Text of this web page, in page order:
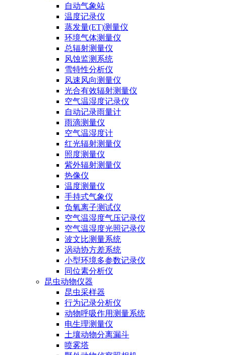
自动气象站
温度记录仪
蒸发量(ET)测量仪
环境气体测量仪
总辐射测量仪
风蚀监测系统
雪特性分析仪
风速风向测量仪
光合有效辐射测量仪
空气温湿度记录仪
自动记录雨量计
雨滴测量仪
空气温湿度计
红光辐射测量仪
照度测量仪
紫外辐射测量仪
热像仪
温度测量仪
手持式气象仪
负氧离子测试仪
空气温湿度气压记录仪
空气温湿度光照记录仪
波文比测量系统
涡动协方差系统
小型环境多参数记录仪
同位素分析仪
昆虫动物仪器
昆虫采样器
行为记录分析仪
动物呼吸作用测量系统
电生理测量仪
土壤动物分离漏斗
喷雾塔